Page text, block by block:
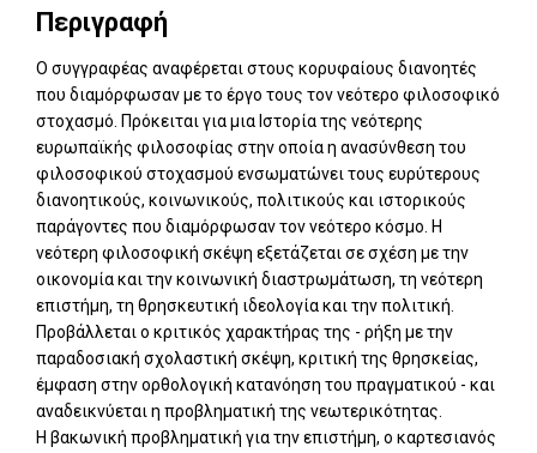
Περιγραφή
Ο συγγραφέας αναφέρεται στους κορυφαίους διανοητές
που διαμόρφωσαν με το έργο τους τον νεότερο φιλοσοφικό
στοχασμό. Πρόκειται για μια Ιστορία της νεότερης
ευρωπαϊκής φιλοσοφίας στην οποία η ανασύνθεση του
φιλοσοφικού στοχασμού ενσωματώνει τους ευρύτερους
διανοητικούς, κοινωνικούς, πολιτικούς και ιστορικούς
παράγοντες που διαμόρφωσαν τον νεότερο κόσμο. Η
νεότερη φιλοσοφική σκέψη εξετάζεται σε σχέση με την
οικονομία και την κοινωνική διαστρωμάτωση, τη νεότερη
επιστήμη, τη θρησκευτική ιδεολογία και την πολιτική.
Προβάλλεται ο κριτικός χαρακτήρας της - ρήξη με την
παραδοσιακή σχολαστική σκέψη, κριτική της θρησκείας,
έμφαση στην ορθολογική κατανόηση του πραγματικού - και
αναδεικνύεται η προβληματική της νεωτερικότητας.
Η βακωνική προβληματική για την επιστήμη, ο καρτεσιανός